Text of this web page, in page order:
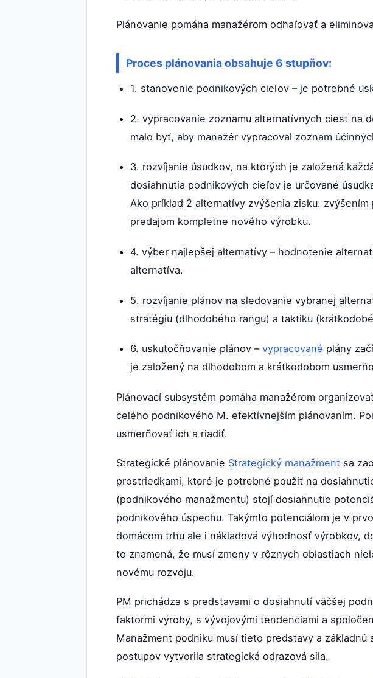
Plánovanie pomáha manažérom odhaľovať a
Proces plánovania obsahuje 6 stupňov:
1. stanovenie podnikových cieľov – je potrebné
2. vypracovanie zoznamu alternatívnych ciest na
malo byť, aby manažér vypracoval zoznam
3. rozvíjanie úsudkov, na ktorých je založená
dosiahnutia podnikových cieľov je určované
Ako príklad 2 alternatívy zvýšenia zisku:
predajom kompletne nového výrobku.
4. výber najlepšej alternatívy – hodnotenie
alternatíva.
5. rozvíjanie plánov na sledovanie vybranej
stratégiu (dlhodobého rangu) a taktiku
6. uskutočňovanie plánov – vypracované plány
je založený na dlhodobom a krátkodobom
Plánovací subsystém pomáha manažérom
celého podnikového M. efektívnejším plánovaním.
usmerňovať ich a riadiť.
Strategické plánovanie Strategický manažment sa
prostriedkami, ktoré je potrebné použiť na
(podnikového manažmentu) stojí dosiahnutie
podnikového úspechu. Takýmto potenciálom je v
domácom trhu ale i nákladová výhodnosť výrobkov,
to znamená, že musí zmeny v rôznych oblastiach
novému rozvoju.
PM prichádza s predstavami o dosiahnutí väčšej
faktormi výroby, s vývojovými tendenciami a
Manažment podniku musí tieto predstavy a
postupov vytvorila strategická odrazová sila.